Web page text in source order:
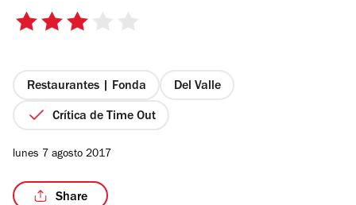
3
estrellas
Restaurantes | Fonda Del Valle
Crítica de Time Out
lunes 7 agosto 2017
Share